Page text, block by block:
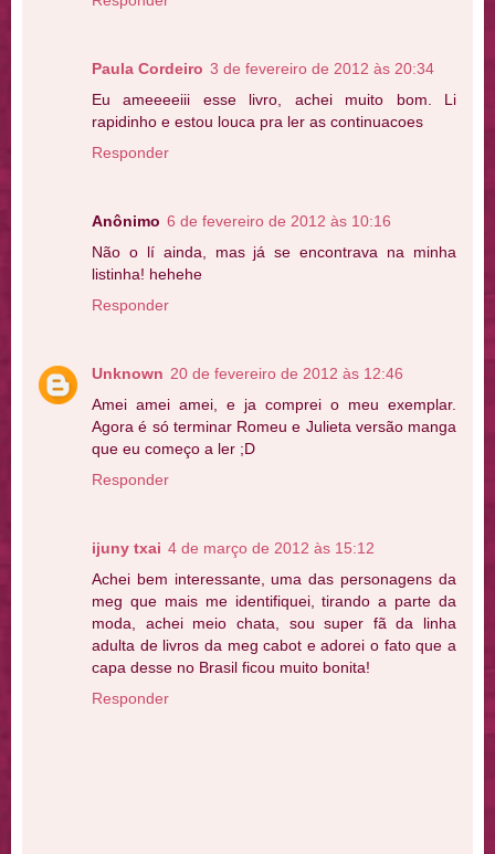
Paula Cordeiro 3 de fevereiro de 2012 às 20:34
Eu ameeeeiii esse livro, achei muito bom. Li
rapidinho e estou louca pra ler as continuacoes
Responder
Anônimo 6 de fevereiro de 2012 às 10:16
Não o lí ainda, mas já se encontrava na minha
listinha! hehehe
Responder
Unknown 20 de fevereiro de 2012 às 12:46
Amei amei amei, e ja comprei o meu exemplar.
Agora é só terminar Romeu e Julieta versão manga
que eu começo a ler ;D
Responder
ijuny txai 4 de março de 2012 às 15:12
Achei bem interessante, uma das personagens da
meg que mais me identifiquei, tirando a parte da
moda, achei meio chata, sou super fã da linha
adulta de livros da meg cabot e adorei o fato que a
capa desse no Brasil ficou muito bonita!
Responder